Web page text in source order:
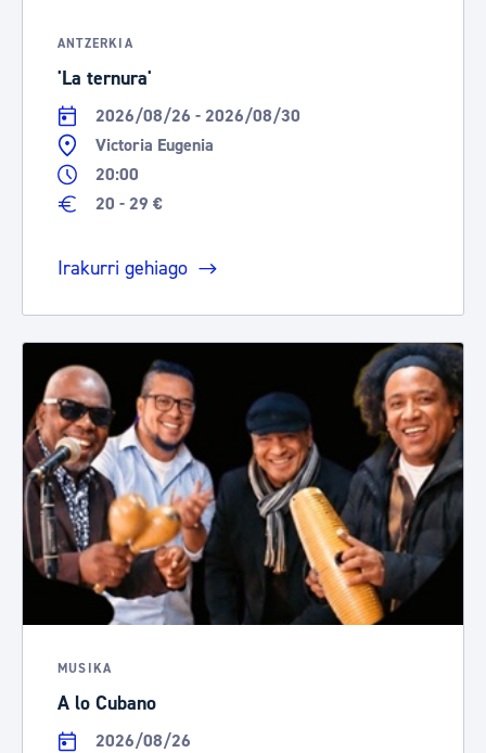
ANTZERKIA
'La ternura'
2026/08/26 - 2026/08/30
Victoria Eugenia
20:00
20 - 29 €
Irakurri gehiago
MUSIKA
A lo Cubano
2026/08/26